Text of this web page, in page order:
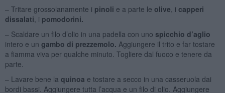
– Tritare grossolanamente i pinoli e a parte le olive , i capperi
dissalati , i pomodorini.
– Scaldare un filo d’olio in una padella con uno spicchio d’aglio
intero e un gambo di prezzemolo. Aggiungere il trito e far tostare
a fiamma viva per qualche minuto. Togliere dal fuoco e tenere da
parte.
– Lavare bene la quinoa e tostare a secco in una casseruola dai
bordi bassi. Aggiungere tutta l’acqua e un filo di olio. Aggiungere